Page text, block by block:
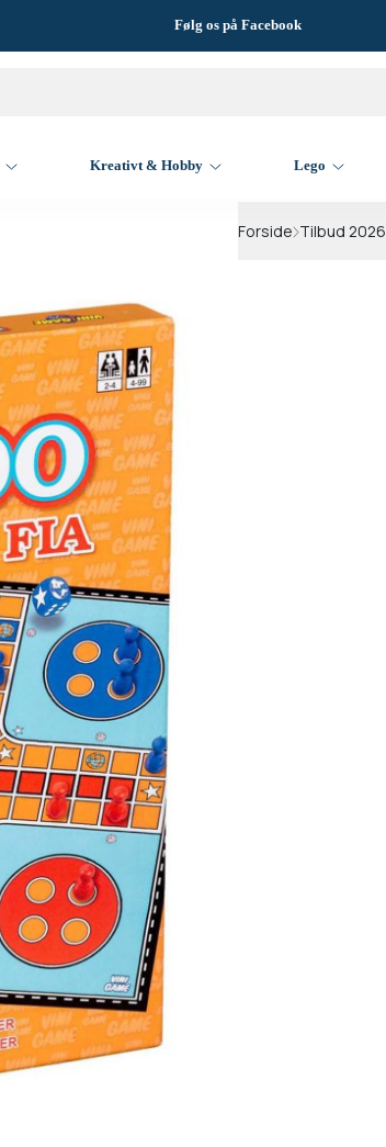
Følg os på Facebook
Kreativt & Hobby Lego
Forside Tilbud 2026